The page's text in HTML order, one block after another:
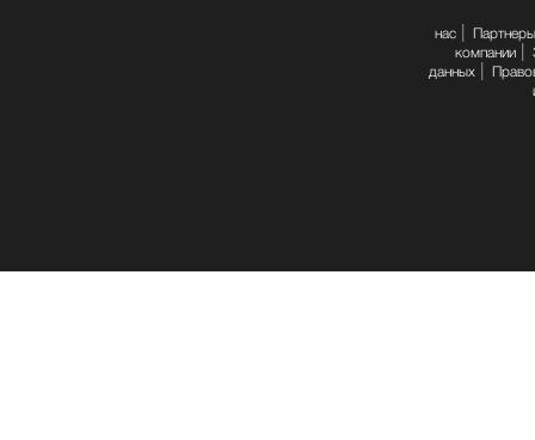
нас
компании
данных